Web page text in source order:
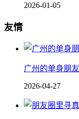
2026-01-05
友情
广州的单身朋
2026-04-27